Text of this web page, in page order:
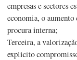
empresas e sectores
economia, o
procura interna;
Terceira, a
explícito